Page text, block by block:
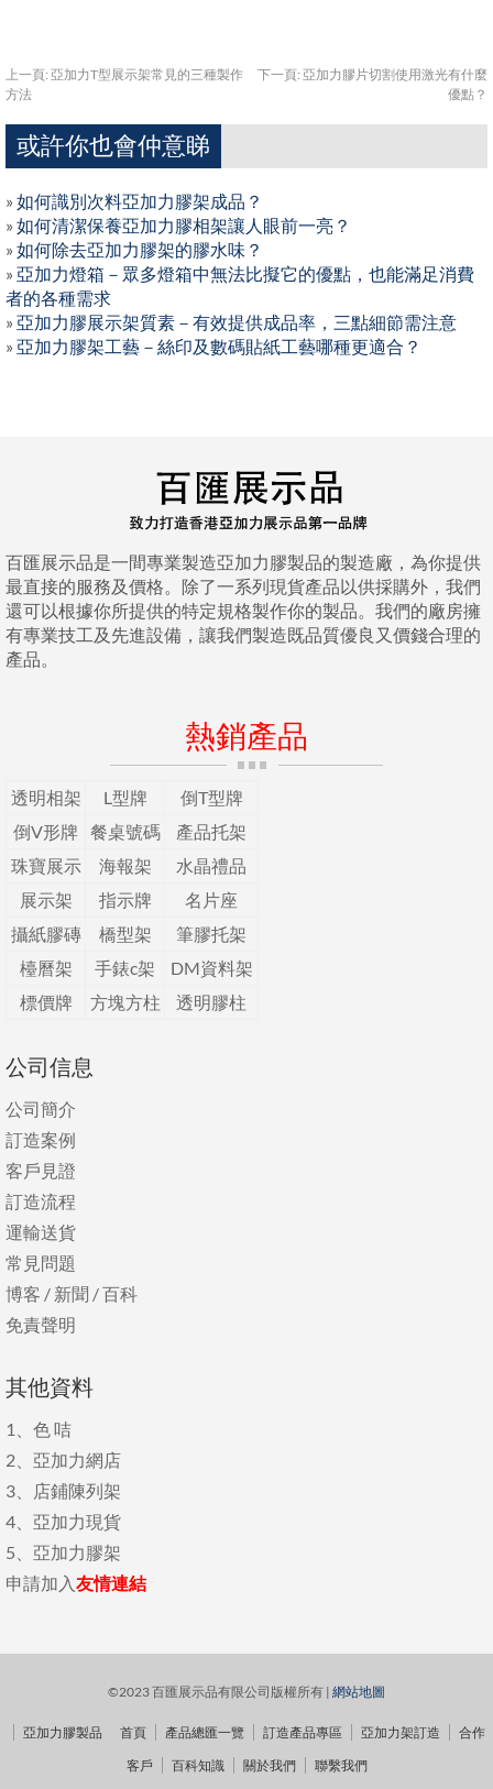
上一頁: 亞加力T型展示架常見的三種製作
方法
下一頁: 亞加力膠片切割使用激光有什麼
優點？
或許你也會仲意睇
» 如何識別次料亞加力膠架成品？
» 如何清潔保養亞加力膠相架讓人眼前一亮？
» 如何除去亞加力膠架的膠水味？
» 亞加力燈箱－眾多燈箱中無法比擬它的優點，也能滿足消費
者的各種需求
» 亞加力膠展示架質素－有效提供成品率，三點細節需注意
» 亞加力膠架工藝－絲印及數碼貼紙工藝哪種更適合？
百匯展示品是一間專業製造亞加力膠製品的製造廠，為你提供
最直接的服務及價格。除了一系列現貨產品以供採購外，我們
還可以根據你所提供的特定規格製作你的製品。我們的廠房擁
有專業技工及先進設備，讓我們製造既品質優良又價錢合理的
產品。
熱銷產品
透明相架 L型牌
倒T型牌
倒V形牌
餐桌號碼
產品托架
珠寶展示
海報架
水晶禮品
展示架
指示牌
名片座
攝紙膠磚
橋型架
筆膠托架
檯曆架
手錶c架
DM資料架
標價牌
方塊方柱 透明膠柱
公司信息
公司簡介
訂造案例
客戶見證
訂造流程
運輸送貨
常見問題
博客 / 新聞 /百科
免責聲明
其他資料
1、 色 咭
2、 亞加力網店
3、
店鋪陳列架
4、 亞加力現貨
5、 亞加力膠架
申請加入友情連結
©2023 百匯展示品有限公司版權所有 | 網站地圖
亞加力膠製品 首頁 產品總匯一覽 訂造產品專區 亞加力架訂造
合作
客戶
百科知識 關於我們 聯繫我們